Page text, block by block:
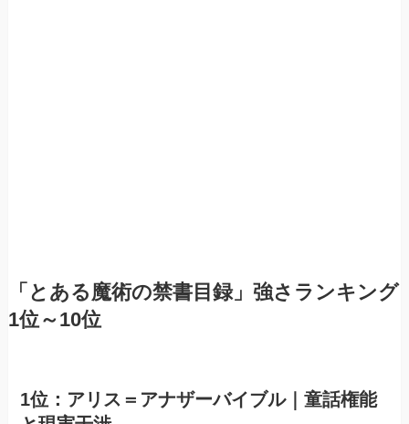
「とある魔術の禁書目録」強さランキング
1位～10位
1位：アリス＝アナザーバイブル｜童話権能